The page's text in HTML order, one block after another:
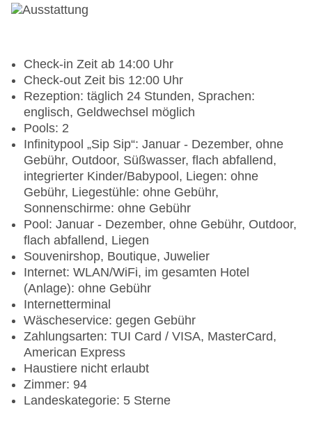
Check-in Zeit ab 14:00 Uhr
Check-out Zeit bis 12:00 Uhr
Rezeption: täglich 24 Stunden, Sprachen:
englisch, Geldwechsel möglich
Pools: 2
Infinitypool „Sip Sip“: Januar - Dezember, ohne
Gebühr, Outdoor, Süßwasser, flach abfallend,
integrierter Kinder/Babypool, Liegen: ohne
Gebühr, Liegestühle: ohne Gebühr,
Sonnenschirme: ohne Gebühr
Pool: Januar - Dezember, ohne Gebühr, Outdoor,
flach abfallend, Liegen
Souvenirshop, Boutique, Juwelier
Internet: WLAN/WiFi, im gesamten Hotel
(Anlage): ohne Gebühr
Internetterminal
Wäscheservice: gegen Gebühr
Zahlungsarten: TUI Card / VISA, MasterCard,
American Express
Haustiere nicht erlaubt
Zimmer: 94
Landeskategorie: 5 Sterne